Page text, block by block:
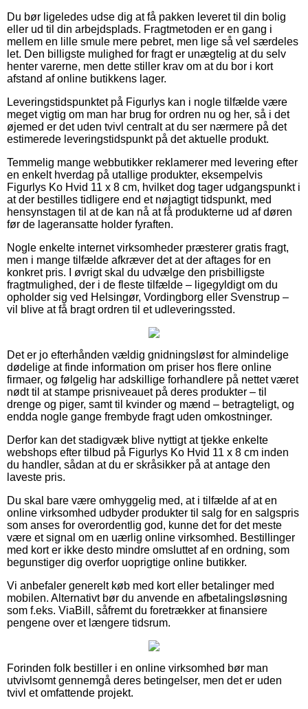
Du bør ligeledes udse dig at få pakken leveret til din bolig
eller ud til din arbejdsplads. Fragtmetoden er en gang i
mellem en lille smule mere pebret, men lige så vel særdeles
let. Den billigste mulighed for fragt er unægtelig at du selv
henter varerne, men dette stiller krav om at du bor i kort
afstand af online butikkens lager.
Leveringstidspunktet på Figurlys kan i nogle tilfælde være
meget vigtig om man har brug for ordren nu og her, så i det
øjemed er det uden tvivl centralt at du ser nærmere på det
estimerede leveringstidspunkt på det aktuelle produkt.
Temmelig mange webbutikker reklamerer med levering efter
en enkelt hverdag på utallige produkter, eksempelvis
Figurlys Ko Hvid 11 x 8 cm, hvilket dog tager udgangspunkt i
at der bestilles tidligere end et nøjagtigt tidspunkt, med
hensynstagen til at de kan nå at få produkterne ud af døren
før de lageransatte holder fyraften.
Nogle enkelte internet virksomheder præsterer gratis fragt,
men i mange tilfælde afkræver det at der aftages for en
konkret pris. I øvrigt skal du udvælge den prisbilligste
fragtmulighed, der i de fleste tilfælde – ligegyldigt om du
opholder sig ved Helsingør, Vordingborg eller Svenstrup –
vil blive at få bragt ordren til et udleveringssted.
Det er jo efterhånden vældig gnidningsløst for almindelige
dødelige at finde information om priser hos flere online
firmaer, og følgelig har adskillige forhandlere på nettet været
nødt til at stampe prisniveauet på deres produkter – til
drenge og piger, samt til kvinder og mænd – betragteligt, og
endda nogle gange frembyde fragt uden omkostninger.
Derfor kan det stadigvæk blive nyttigt at tjekke enkelte
webshops efter tilbud på Figurlys Ko Hvid 11 x 8 cm inden
du handler, sådan at du er skråsikker på at antage den
laveste pris.
Du skal bare være omhyggelig med, at i tilfælde af at en
online virksomhed udbyder produkter til salg for en salgspris
som anses for overordentlig god, kunne det for det meste
være et signal om en uærlig online virksomhed. Bestillinger
med kort er ikke desto mindre omsluttet af en ordning, som
begunstiger dig overfor uoprigtige online butikker.
Vi anbefaler generelt køb med kort eller betalinger med
mobilen. Alternativt bør du anvende en afbetalingsløsning
som f.eks. ViaBill, såfremt du foretrækker at finansiere
pengene over et længere tidsrum.
Forinden folk bestiller i en online virksomhed bør man
utvivlsomt gennemgå deres betingelser, men det er uden
tvivl et omfattende projekt.